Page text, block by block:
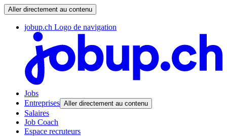
Aller directement au contenu
jobup.ch Logo de navigation
Jobs
Entreprises Aller directement au contenu
Salaires
Job Coach
Espace recruteurs